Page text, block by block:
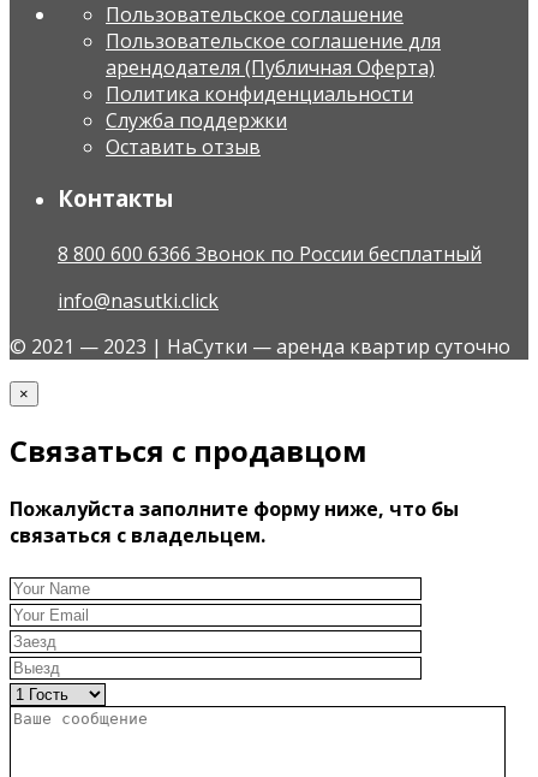
Пользовательское соглашение
Пользовательское соглашение для
арендодателя (Публичная Оферта)
Политика конфиденциальности
Служба поддержки
Оставить отзыв
Контакты
8 800 600 6366 Звонок по России бесплатный
info@nasutki.click
© 2021 — 2023 | НаСутки — аренда квартир суточно
×
Связаться с продавцом
Пожалуйста заполните форму ниже, что бы
связаться с владельцем.